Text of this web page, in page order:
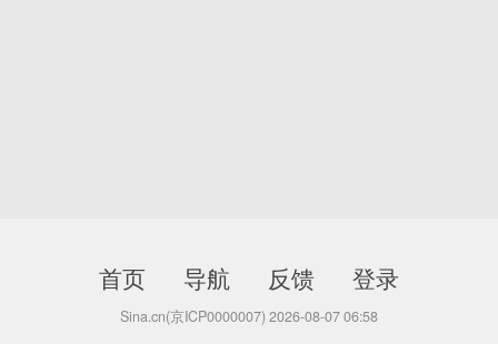
首页 导航 反馈 登录
Sina.cn(京ICP0000007) 2026-08-07 06:58